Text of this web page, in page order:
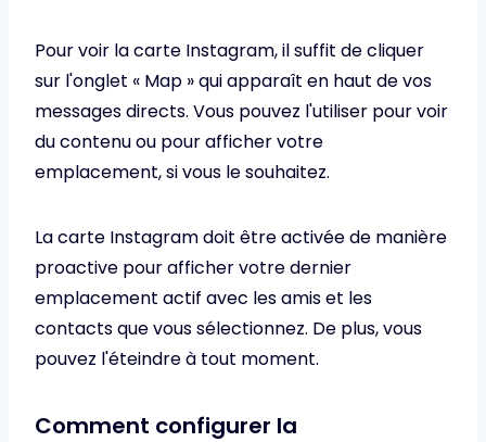
Pour voir la carte Instagram, il suffit de cliquer
sur l'onglet « Map » qui apparaît en haut de vos
messages directs. Vous pouvez l'utiliser pour voir
du contenu ou pour afficher votre
emplacement, si vous le souhaitez.
La carte Instagram doit être activée de manière
proactive pour afficher votre dernier
emplacement actif avec les amis et les
contacts que vous sélectionnez. De plus, vous
pouvez l'éteindre à tout moment.
Comment configurer la